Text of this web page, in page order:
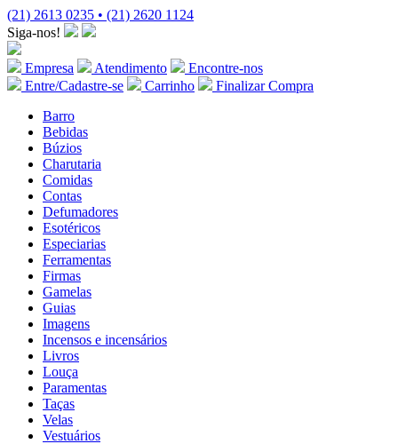
(21) 2613 0235 • (21) 2620 1124
Siga-nos!
Empresa Atendimento
Encontre-nos
Entre/Cadastre-se
Carrinho
Finalizar Compra
Barro
Bebidas
Búzios
Charutaria
Comidas
Contas
Defumadores
Esotéricos
Especiarias
Ferramentas
Firmas
Gamelas
Guias
Imagens
Incensos e incensários
Livros
Louça
Paramentas
Taças
Velas
Vestuários